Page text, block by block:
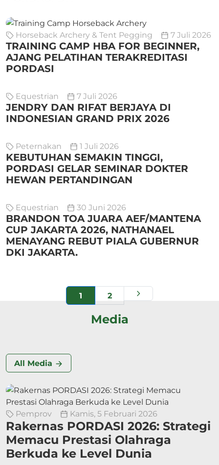
Horseback Archery & Tent Pegging 7 Juli 2026
TRAINING CAMP HBA FOR BEGINNER,
AJANG PELATIHAN TERAKREDITASI
PORDASI
Equestrian 7 Juli 2026
JENDRY DAN RIFAT BERJAYA DI
INDONESIAN GRAND PRIX 2026
Peternakan 1 Juli 2026
KEBUTUHAN SEMAKIN TINGGI,
PORDASI GELAR SEMINAR DOKTER
HEWAN PERTANDINGAN
Equestrian 30 Juni 2026
BRANDON TOA JUARA AEF/MANTENA
CUP JAKARTA 2026, NATHANAEL
MENAYANG REBUT PIALA GUBERNUR
DKI JAKARTA.
1 2
Media
All Media
Pemprov Kamis, 5 Februari 2026
Rakernas PORDASI 2026: Strategi
Memacu Prestasi Olahraga
Berkuda ke Level Dunia